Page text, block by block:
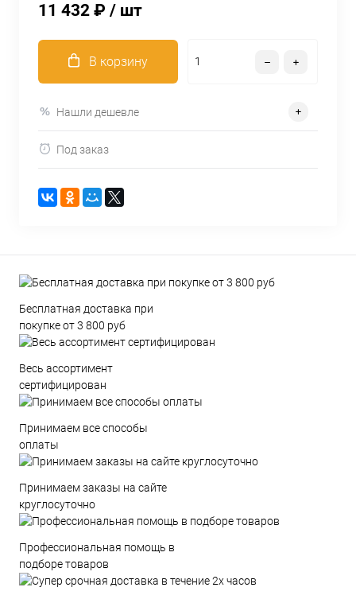
11 432 ₽ / шт
В корзину
Нашли дешевле
Под заказ
Бесплатная доставка при
покупке от 3 800 руб
Весь ассортимент
сертифицирован
Принимаем все способы
оплаты
Принимаем заказы на сайте
круглосуточно
Профессиональная помощь в
подборе товаров